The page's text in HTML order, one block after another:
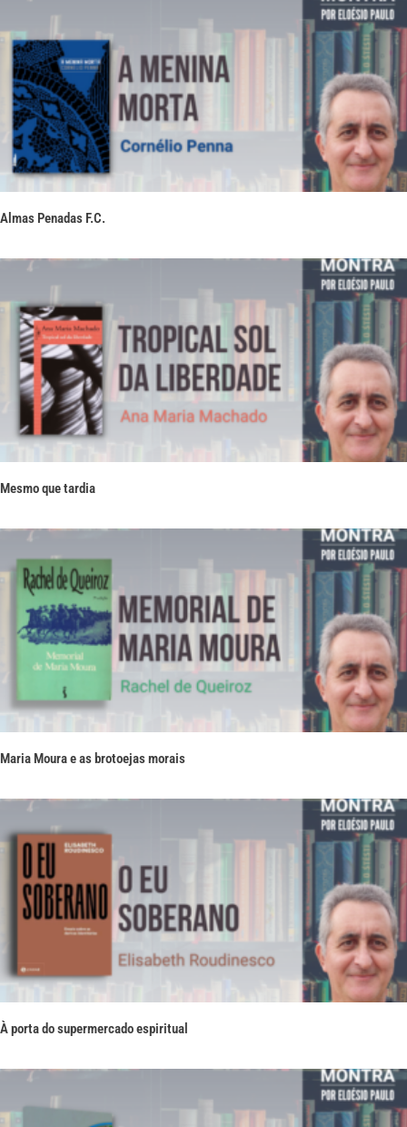
Almas Penadas F.C.
Mesmo que tardia
Maria Moura e as brotoejas morais
À porta do supermercado espiritual